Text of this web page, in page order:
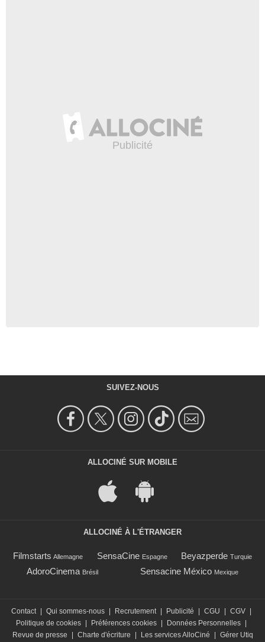
SUIVEZ-NOUS
ALLOCINÉ SUR MOBILE
ALLOCINÉ À L'ÉTRANGER
Filmstarts Allemagne SensaCine Espagne Beyazperde Turquie
AdoroCinema Brésil Sensacine México Mexique
Contact | Qui sommes-nous | Recrutement | Publicité | CGU | CGV |
Politique de cookies | Préférences cookies | Données Personnelles |
Revue de presse
| Charte d'écriture | Les services AlloCiné | Gérer Utiq